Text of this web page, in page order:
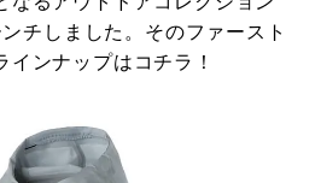
ンチしました。そのファースト
インナップはコチラ！